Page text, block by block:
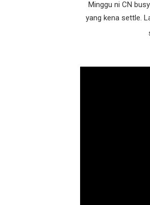
Minggu ni CN
yang kena settle.